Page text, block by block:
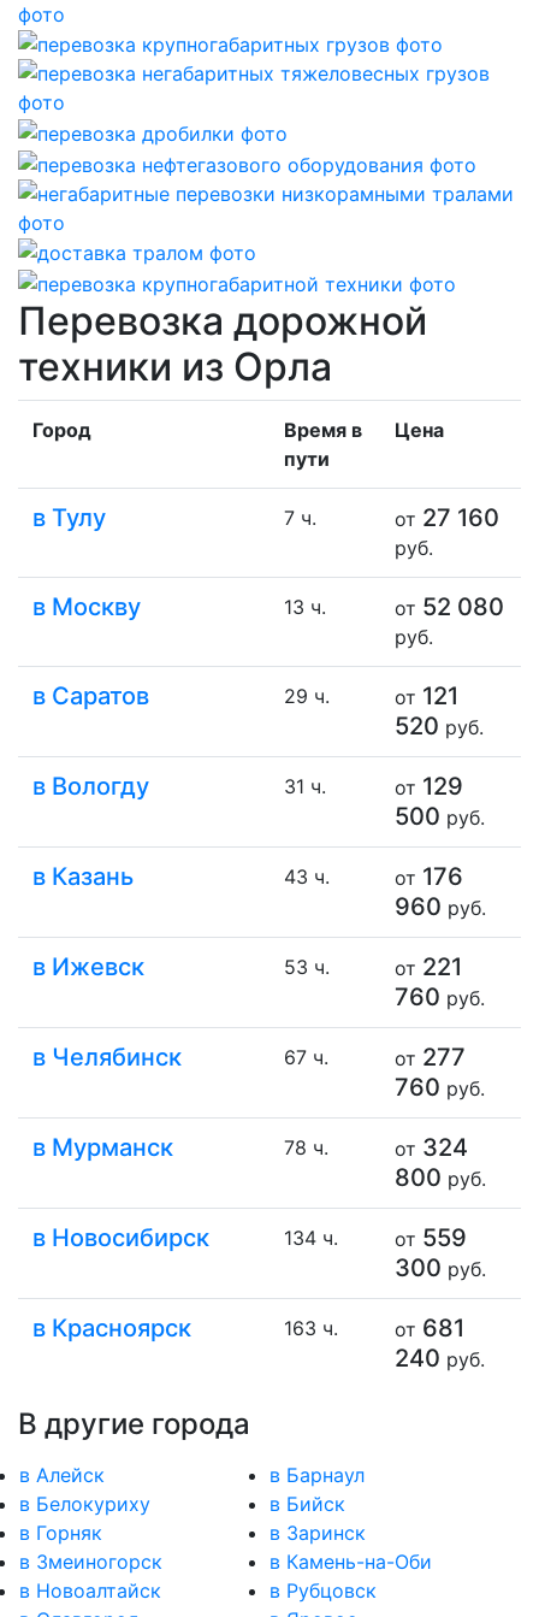
Перевозка дорожной
техники из Орла
Город
Время в
пути
Цена
в Тулу 7 ч. от 27 160
руб.
в Москву 13 ч. от 52 080
руб.
в Саратов 29 ч. от 121
520 руб.
в Вологду 31 ч. от 129
500 руб.
в Казань 43 ч. от 176
960 руб.
в Ижевск 53 ч. от 221
760 руб.
в Челябинск 67 ч. от 277
760 руб.
в Мурманск 78 ч. от 324
800 руб.
в Новосибирск 134 ч. от 559
300 руб.
в Красноярск 163 ч. от 681
240 руб.
В другие города
в Алейск
в Барнаул
в Белокуриху
в Бийск
в Горняк
в Заринск
в Змеиногорск
в Камень-на-Оби
в Новоалтайск
в Рубцовск